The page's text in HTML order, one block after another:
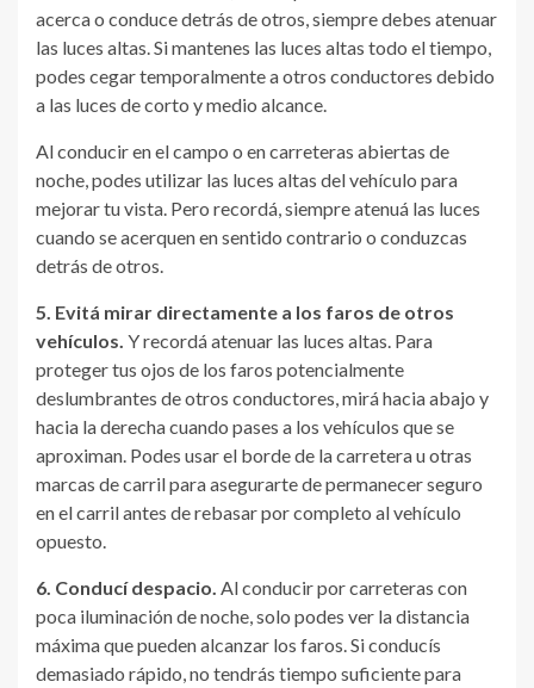
acerca o conduce detrás de otros, siempre debes atenuar
las luces altas. Si mantenes las luces altas todo el tiempo,
podes cegar temporalmente a otros conductores debido
a las luces de corto y medio alcance.
Al conducir en el campo o en carreteras abiertas de
noche, podes utilizar las luces altas del vehículo para
mejorar tu vista. Pero recordá, siempre atenuá las luces
cuando se acerquen en sentido contrario o conduzcas
detrás de otros.
5. Evitá mirar directamente a los faros de otros
vehículos. Y recordá atenuar las luces altas. Para
proteger tus ojos de los faros potencialmente
deslumbrantes de otros conductores, mirá hacia abajo y
hacia la derecha cuando pases a los vehículos que se
aproximan. Podes usar el borde de la carretera u otras
marcas de carril para asegurarte de permanecer seguro
en el carril antes de rebasar por completo al vehículo
opuesto.
6. Conducí despacio. Al conducir por carreteras con
poca iluminación de noche, solo podes ver la distancia
máxima que pueden alcanzar los faros. Si conducís
demasiado rápido, no tendrás tiempo suficiente para